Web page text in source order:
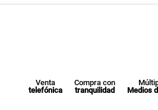
Venta
telefónica
Compra con
tranquilidad
Medios